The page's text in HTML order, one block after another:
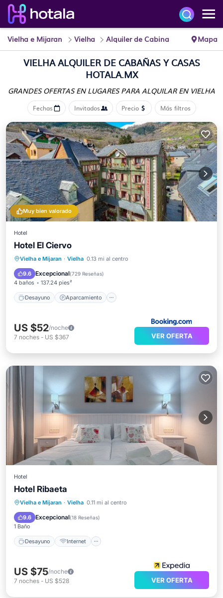
Vielha e Mijaran Vielha Alquiler de Cabina Mapa
VIELHA ALQUILER DE CABAÑAS Y CASAS
HOTALA.MX
GRANDES OFERTAS EN LUGARESPARA ALQUILAR EN VIELHA
Fechas Invitados Precio Más filtros
Muy bien valorado
Hotel
Hotel El Ciervo
Vielha e Mijaran · Vielha 0.13 mi al centro
9.6 Excepcional(729 Reseñas)
4 baños 137.24 pies²
Desayuno Aparcamiento
Desayuno Aparcamiento
Balcón/Terraza
US $52/noche
7 noches - US $367 VER OFERTA
Hotel
Hotel Ribaeta
Vielha e Mijaran · Vielha 0.11 mi al centro
9.6 Excepcional(18 Reseñas)
1 Baño
Desayuno Internet
Desayuno
Internet
Se admiten mascotas
US $75/noche
7 noches - US $528 VER OFERTA